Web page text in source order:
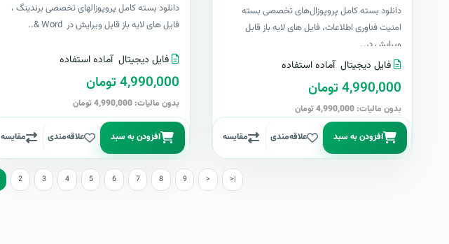
دانلود بسته کامل پروپوزال‌های تخصصی بسته
امنیت فناوری اطلاعات، فایل های لایه باز قابل
ویرایش در..
فایل دیجیتال آماده استفاده
4,990,000 تومان
بدون مالیات: 4,990,000 تومان
افزودن به سبد علاقه‌مندی مقایسه
دانلود بسته کامل پروپوزالهای تخصصی برندینگ ،
فایل های لایه باز قابل ویرایش در Word &..
فایل دیجیتال آماده استفاده
4,990,000 تومان
بدون مالیات: 4,990,000 تومان
افزودن به سبد علاقه‌مندی مقایسه
2 3 4 5 6 7 8 9 > >|